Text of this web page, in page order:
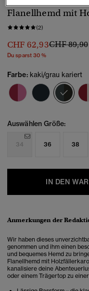
Flanellhemd mit
(2)
CHF 62,93Preis
CHF 89,90
Du sparst 30 %
Farbe: kaki/grau kariert
Auswählen Größe:
34 36 38
IN DEN
Anmerkungen der
Wir haben dieses
genommen und ihm einen
und bequemes Hemd zu
Flanellhemd mit
kanalisiere deine
oder einem Trägertop zu